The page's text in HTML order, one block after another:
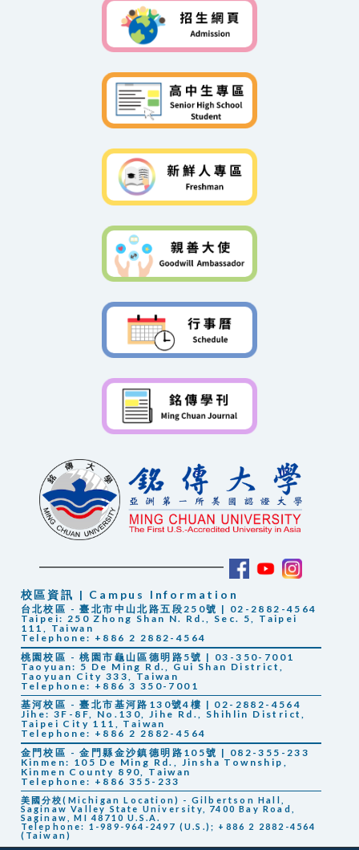
校區資訊 | Campus Information
台北校區 - 臺北市中山北路五段250號 | 02-2882-4564
Taipei: 250 Zhong Shan N. Rd., Sec. 5, Taipei
111, Taiwan
Telephone: +886 2 2882-4564
桃園校區 - 桃園市龜山區德明路5號 | 03-350-7001
Taoyuan: 5 De Ming Rd., Gui Shan District,
Taoyuan City 333, Taiwan
Telephone: +886 3 350-7001
基河校區 - 臺北市基河路130號4樓 | 02-2882-4564
Jihe: 3F-8F, No.130, Jihe Rd., Shihlin District,
Taipei City 111, Taiwan
Telephone: +886 2 2882-4564
金門校區 - 金門縣金沙鎮德明路105號 | 082-355-233
Kinmen: 105 De Ming Rd., Jinsha Township,
Kinmen County 890, Taiwan
Telephone: +886 355-233
美國分校(Michigan Location) - Gilbertson Hall,
Saginaw Valley State University, 7400 Bay Road,
Saginaw, MI 48710 U.S.A.
Telephone: 1-989-964-2497 (U.S.); +886 2 2882-4564
(Taiwan)